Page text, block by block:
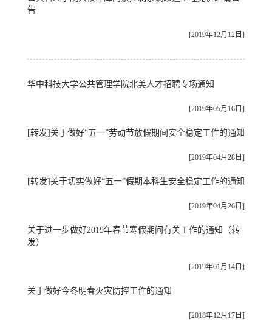
告
[2019年12月12日]
华中科技大学公共管理学院北美人才招聘专场通知
[2019年05月16日]
[转发]关于做好“五一”劳动节放假期间安全稳定工作的通知
[2019年04月28日]
[转发]关于切实做好“五一”假期本科生安全稳定工作的通知
[2019年04月26日]
关于进一步做好2019年春节寒假期间有关工作的通知（转
发）
[2019年01月14日]
关于做好今冬明春火灾防控工作的通知
[2018年12月17日]